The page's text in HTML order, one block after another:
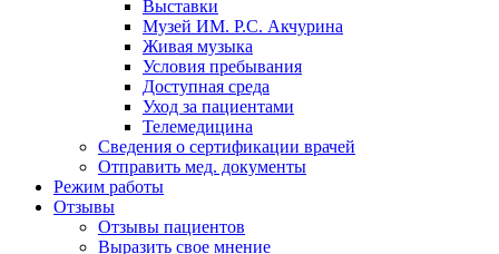
Выставки
Музей ИМ. Р.С. Акчурина
Живая музыка
Условия пребывания
Доступная среда
Уход за пациентами
Телемедицина
Сведения о сертификации врачей
Отправить мед. документы
Режим работы
Отзывы
Отзывы пациентов
Выразить свое мнение